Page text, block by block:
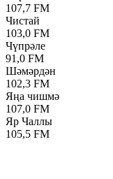
107,7 FM
Чистай
103,0 FM
Чүпрәле
91,0 FM
Шәмәрдән
102,3 FM
Яңа чишмә
107,0 FM
Яр Чаллы
105,5 FM